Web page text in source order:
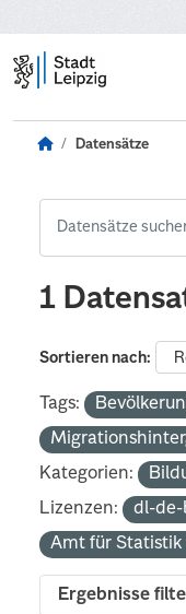
Datensätze
1
Sortieren nach
Tags:
Kategorien:
Lizenzen:
dl-
Amt für
Ergebnisse